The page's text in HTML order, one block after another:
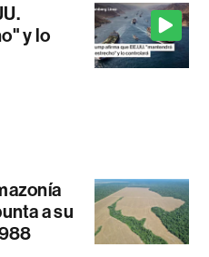
y lo
a su